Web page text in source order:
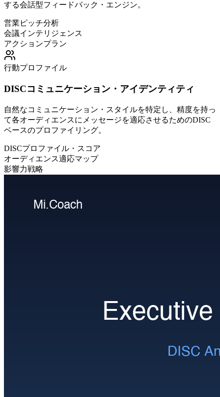
する会話型フィードバック・エンジン。
営業ピッチ分析
会議インテリジェンス
アクションプラン
行動プロファイル
DISCコミュニケーション・アイデンティティ
自然なコミュニケーション・スタイルを特定し、精度を持っ
て各オーディエンスにメッセージを適応させるためのDISC
ベースのプロファイリング。
DISCプロファイル・スコア
オーディエンス適応マップ
影響力戦略